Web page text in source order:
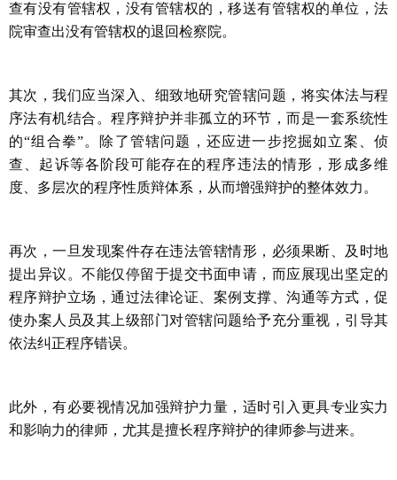
查有没有管辖权，没有管辖权的，移送有管辖权的单位，法
院审查出没有管辖权的退回检察院。
其次，我们应当深入、细致地研究管辖问题，将实体法与程
序法有机结合。程序辩护并非孤立的环节，而是一套系统性
的“组合拳”。除了管辖问题，还应进一步挖掘如立案、侦
查、起诉等各阶段可能存在的程序违法的情形，形成多维
度、多层次的程序性质辩体系，从而增强辩护的整体效力。
再次，一旦发现案件存在违法管辖情形，必须果断、及时地
提出异议。不能仅停留于提交书面申请，而应展现出坚定的
程序辩护立场，通过法律论证、案例支撑、沟通等方式，促
使办案人员及其上级部门对管辖问题给予充分重视，引导其
依法纠正程序错误。
此外，有必要视情况加强辩护力量，适时引入更具专业实力
和影响力的律师，尤其是擅长程序辩护的律师参与进来。